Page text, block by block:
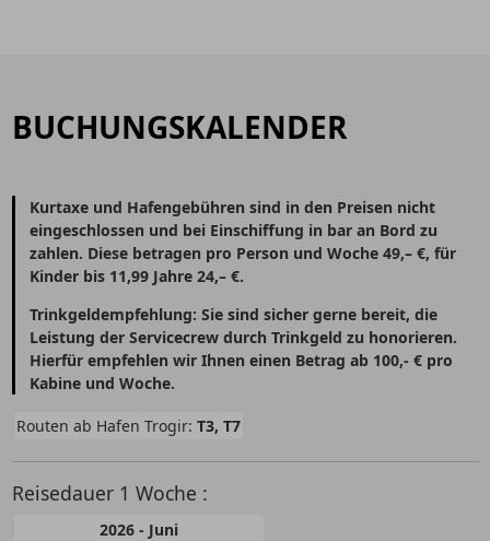
BUCHUNGSKALENDER
Kurtaxe und Hafengebühren sind in den Preisen nicht
eingeschlossen und bei Einschiffung in bar an Bord zu
zahlen. Diese betragen pro Person und Woche 49,– €, für
Kinder bis 11,99 Jahre 24,– €.
Trinkgeldempfehlung: Sie sind sicher gerne bereit, die
Leistung der Servicecrew durch Trinkgeld zu honorieren.
Hierfür empfehlen wir Ihnen einen Betrag ab 100,- € pro
Kabine und Woche.
Routen ab Hafen Trogir: T3, T7
Reisedauer 1 Woche :
2026 - Juni